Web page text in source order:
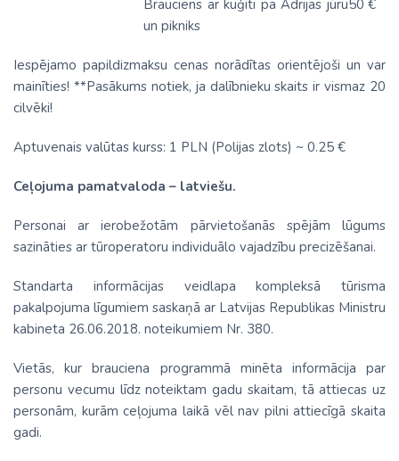
Brauciens ar kuģīti pa Adrijas jūru
un pikniks
50 €
Iespējamo papildizmaksu cenas norādītas orientējoši un var
mainīties! **Pasākums notiek, ja dalībnieku skaits ir vismaz 20
cilvēki!
Aptuvenais valūtas kurss: 1 PLN (Polijas zlots) ~ 0.25 €
Ceļojuma pamatvaloda – latviešu.
Personai ar ierobežotām pārvietošanās spējām lūgums
sazināties ar tūroperatoru individuālo vajadzību precizēšanai.
Standarta informācijas veidlapa kompleksā tūrisma
pakalpojuma līgumiem saskaņā ar Latvijas Republikas Ministru
kabineta 26.06.2018. noteikumiem Nr. 380.
Vietās, kur brauciena programmā minēta informācija par
personu vecumu līdz noteiktam gadu skaitam, tā attiecas uz
personām, kurām ceļojuma laikā vēl nav pilni attiecīgā skaita
gadi.